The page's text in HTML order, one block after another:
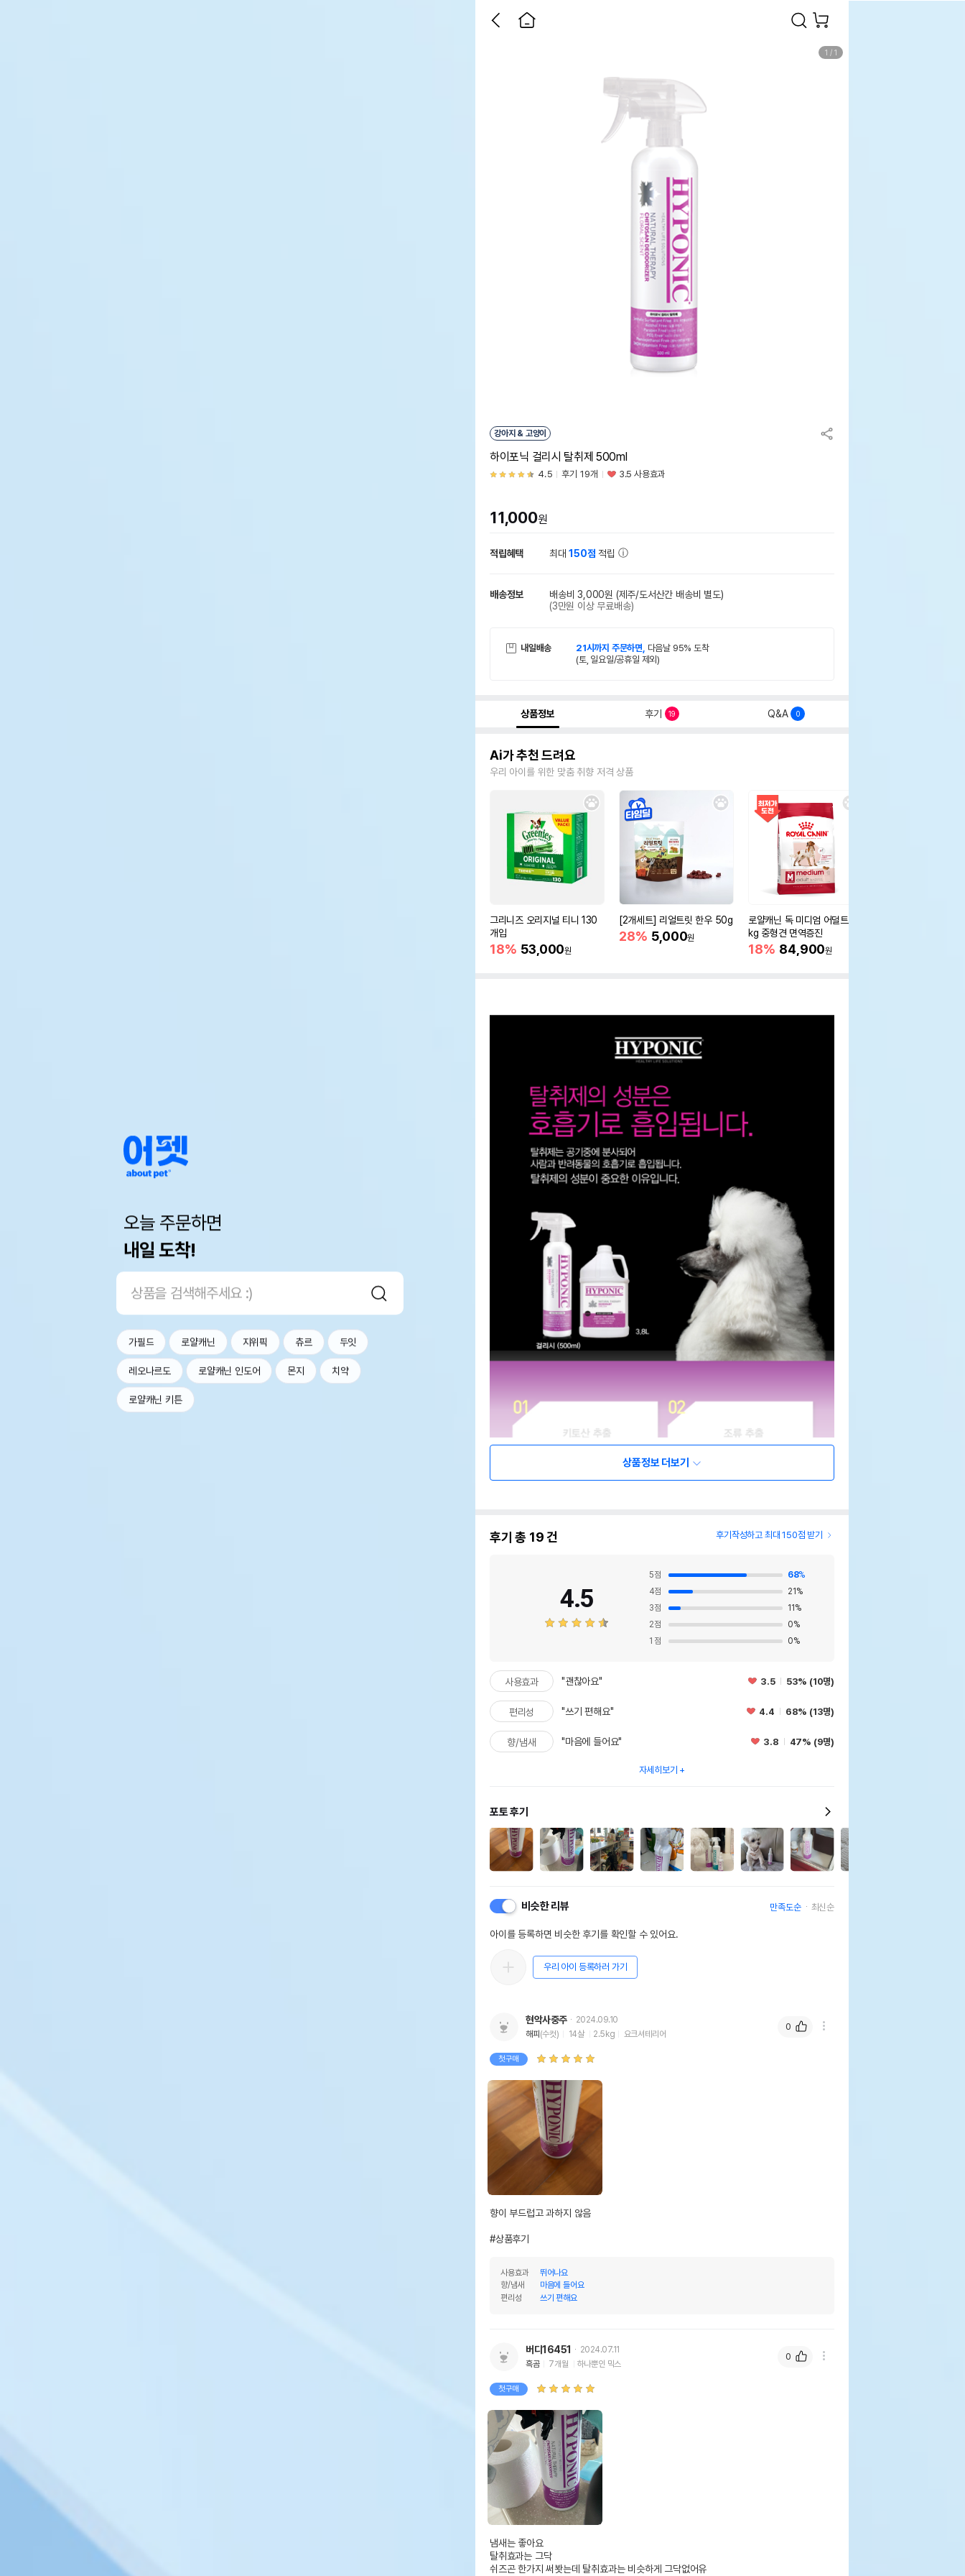
오늘 주문하면
내일 도착!
가필드 로얄캐닌 지위픽 츄르 두잇
레오나르도 로얄캐닌 인도어 몬지 치약
로얄캐닌 키튼
1 / 1
강아지 & 고양이
하이포닉 걸리시 탈취제 500ml
4.5 후기 19개 3.5 사용효과
11,000원
적립혜택 최대150점 적립
배송정보 배송비 3,000원 (제주/도서산간 배송비 별도)
(3만원 이상 무료배송)
내일배송 21시까지 주문하면, 다음날 95% 도착
(토, 일요일/공휴일 제외)
상품정보 후기 19 Q&A 0
Ai가 추천 드려요
우리 아이를 위한 맞춤 취향 저격 상품
그리니즈 오리지널 티니 130
개입
18% 53,000원
[2개세트] 리얼트릿 한우 50g
28% 5,000원
로얄캐닌 독 미디엄 어덜트 10
kg 중형견 면역증진
18% 84,900원
상품정보 더보기
후기 총 19건 후기작성하고 최대 150점 받기
4.5
5점 68%
4점 21 %
3점 11 %
2점 0%
1 점 0%
사용효과 "괜찮아요" 3.5 53% (10명)
편리성 "쓰기 편해요" 4.4 68% (13명)
향/냄새 "마음에 들어요" 3.8 47% (9명)
자세히보기
포토 후기
비슷한 리뷰 만족도순 최신순
아이를 등록하면 비슷한 후기를 확인할 수 있어요.
우리 아이 등록하러 가기
현악사중주
2024.09.10
해피(수컷) 14살 2.5kg 요크셔테리어
첫구매
향이 부드럽고 과하지 않음
#상품후기
사용효과
뛰어나요
향/냄새
마음에 들어요
편리성
쓰기 편해요
0
버디16451
2024.07.11
흑곰
7개월 하나뿐인 믹스
첫구매
냄새는 좋아요
탈취효과는 그닥
쉬즈곤 한가지 써봣는데 탈취효과는 비슷하게 그닥없어유
0